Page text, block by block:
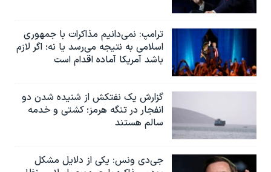
ترامپ: نمی‌دانیم مذاکرات با جمهوری
اسلامی به نتیجه می‌رسد یا نه؛ اگر لازم
باشد آمریکا آماده اقدام است
گزارش یک نفتکش از شنیده شدن دو
انفجار در تنگه هرمز؛ کشتی و خدمه
سالم هستند
جی‌دی ونس: یکی از دلایل مشکل